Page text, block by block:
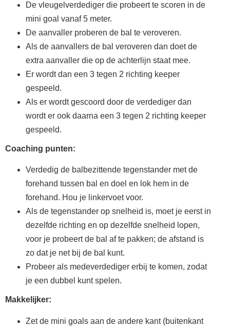
De vleugelverdediger die probeert te scoren in de
mini goal vanaf 5 meter.
De aanvaller proberen de bal te veroveren.
Als de aanvallers de bal veroveren dan doet de
extra aanvaller die op de achterlijn staat mee.
Er wordt dan een 3 tegen 2 richting keeper
gespeeld.
Als er wordt gescoord door de verdediger dan
wordt er ook daarna een 3 tegen 2 richting keeper
gespeeld.
Coaching punten:
Verdedig de balbezittende tegenstander met de
forehand tussen bal en doel en lok hem in de
forehand. Hou je linkervoet voor.
Als de tegenstander op snelheid is, moet je eerst in
dezelfde richting en op dezelfde snelheid lopen,
voor je probeert de bal af te pakken; de afstand is
zo dat je net bij de bal kunt.
Probeer als medeverdediger erbij te komen, zodat
je een dubbel kunt spelen.
Makkelijker:
Zet de mini goals aan de andere kant (buitenkant